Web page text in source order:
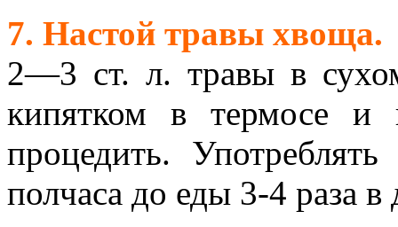
7. Настой травы хвоща.
2—3 ст. л. травы в
кипятком в термосе и
процедить.
полчаса до еды 3-4 раза в